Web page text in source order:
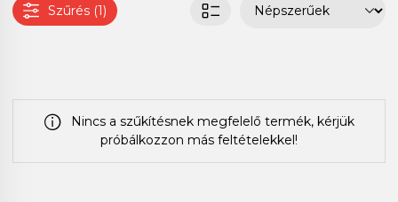
Szűrés (1)
Nincs a szűkítésnek megfelelő termék, kérjük
próbálkozzon más feltételekkel!